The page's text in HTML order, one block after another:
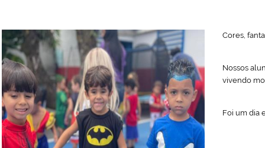
Cores,
Nossos
vivendo
Foi um dia